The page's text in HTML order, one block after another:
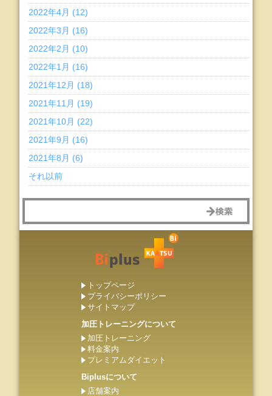
2022年4月 (12)
2022年3月 (16)
2022年2月 (10)
2022年1月 (16)
2021年12月 (18)
2021年11月 (19)
2021年10月 (22)
2021年9月 (16)
2021年8月 (6)
それ以前
トップページ
プライバシーポリシー
サイトマップ
加圧トレーニングについて
加圧トレーニング
料金案内
プレミアムダイエット
Biplusについて
店舗案内